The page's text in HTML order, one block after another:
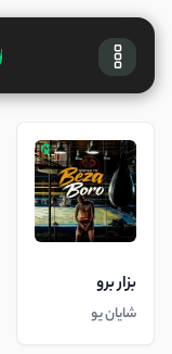
بزار برو
شایان یو